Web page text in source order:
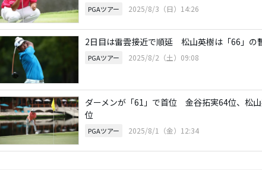
PGAツアー 2025/8/3（日）14:26
2日目は雷雲接近で順延 松山英樹は「66」の
PGAツアー 2025/8/2（土）09:08
ダーメンが「61」で首位 金谷拓実64位、松
位
PGAツアー 2025/8/1（金）12:34